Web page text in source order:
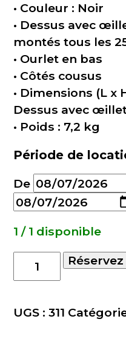
• Couleur : Noir
• Dessus avec
montés tous les
• Ourlet en bas
• Côtés cousus
• Dimensions (L x
Dessus avec
• Poids : 7,2 kg
Période de
De
1 / 1 disponible
quantité
Noir
Réservez
UGS :311